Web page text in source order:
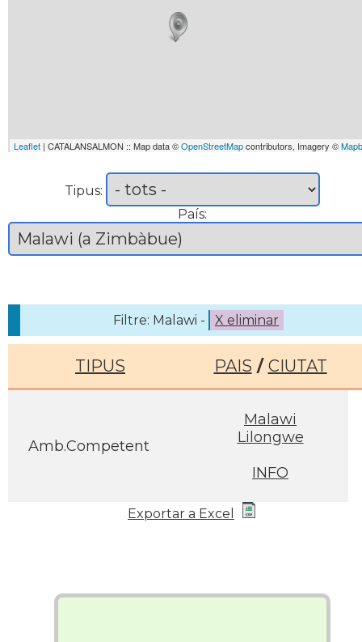
Leaflet | CATALANSALMON :: Map data ©OpenStreetMapcontributors, Imagery ©
Tipus:
País:
Filtre: Malawi - X eliminar
TIPUS PAIS / CIUTAT
Amb.Competent
Malawi
Lilongwe
INFO
Exportar a Excel